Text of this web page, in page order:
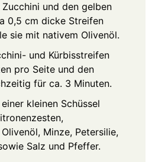
und den gelben
0,5 cm dicke Streifen
sie mit nativem Olivenöl.
und Kürbisstreifen
pro Seite und den
für ca. 3 Minuten.
kleinen Schüssel
Minze, Petersilie,
Salz und Pfeffer.